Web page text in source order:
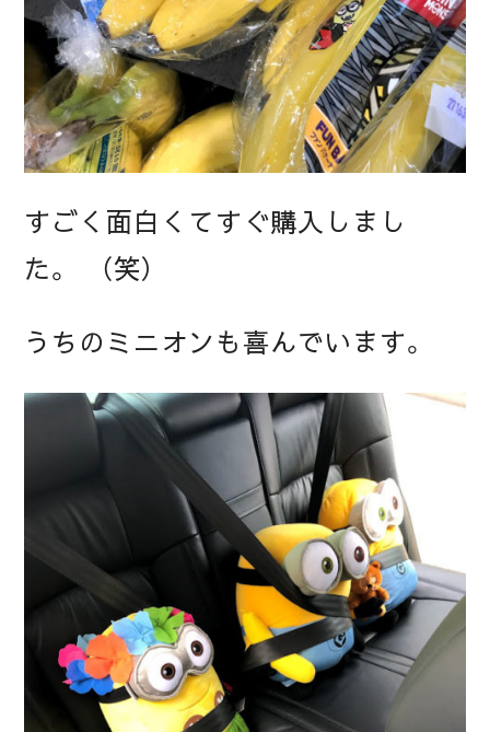
すごく面白くてすぐ購入しまし
た。 （笑）
うちのミニオンも喜んでいます。